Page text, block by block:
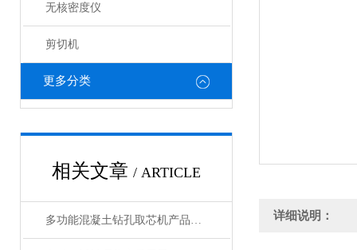
无核密度仪
剪切机
更多分类
相关文章 / ARTICLE
多功能混凝土钻孔取芯机产品展示 详细说明：